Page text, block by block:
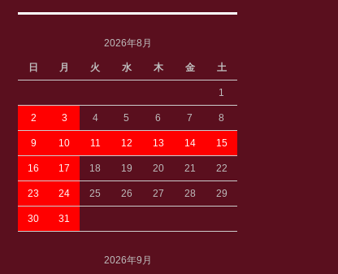
2026年8月
日 月 火 水 木 金 土
1
2 3 4 5 6 7 8
9 10 11 12 13 14 15
16 17 18 19 20 21 22
23 24 25 26 27 28 29
30 31
2026年9月